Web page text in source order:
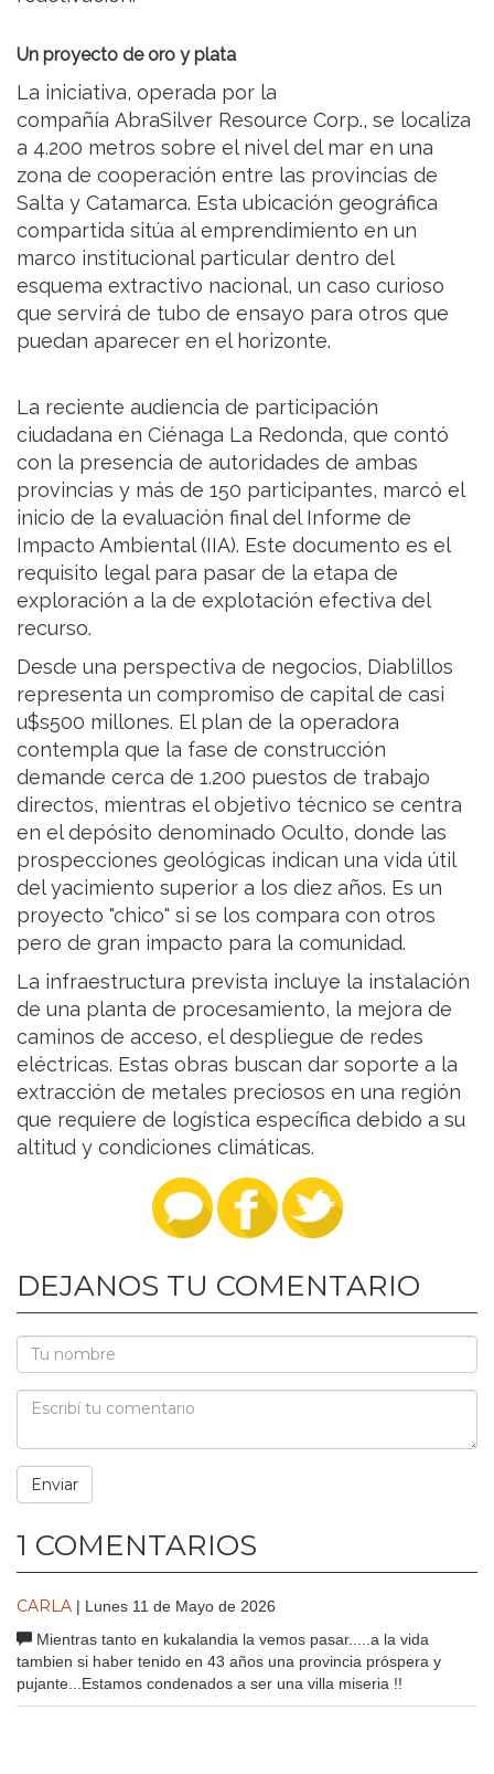
Un proyecto de oro y plata
La iniciativa, operada por la
compañía AbraSilver Resource Corp., se localiza
a 4.200 metros sobre el nivel del mar en una
zona de cooperación entre las provincias de
Salta y Catamarca. Esta ubicación geográfica
compartida sitúa al emprendimiento en un
marco institucional particular dentro del
esquema extractivo nacional, un caso curioso
que servirá de tubo de ensayo para otros que
puedan aparecer en el horizonte.
La reciente audiencia de participación
ciudadana en Ciénaga La Redonda, que contó
con la presencia de autoridades de ambas
provincias y más de 150 participantes, marcó el
inicio de la evaluación final del Informe de
Impacto Ambiental (IIA). Este documento es el
requisito legal para pasar de la etapa de
exploración a la de explotación efectiva del
recurso.
Desde una perspectiva de negocios, Diablillos
representa un compromiso de capital de casi
u$s500 millones. El plan de la operadora
contempla que la fase de construcción
demande cerca de 1.200 puestos de trabajo
directos, mientras el objetivo técnico se centra
en el depósito denominado Oculto, donde las
prospecciones geológicas indican una vida útil
del yacimiento superior a los diez años. Es un
proyecto "chico" si se los compara con otros
pero de gran impacto para la comunidad.
La infraestructura prevista incluye la instalación
de una planta de procesamiento, la mejora de
caminos de acceso, el despliegue de redes
eléctricas. Estas obras buscan dar soporte a la
extracción de metales preciosos en una región
que requiere de logística específica debido a su
altitud y condiciones climáticas.
DEJANOS TU COMENTARIO
1 COMENTARIOS
CARLA | Lunes 11 de Mayo de 2026
Mientras tanto en kukalandia la vemos pasar.....a la vida
tambien si haber tenido en 43 años una provincia próspera y
pujante...Estamos condenados a ser una villa miseria !!